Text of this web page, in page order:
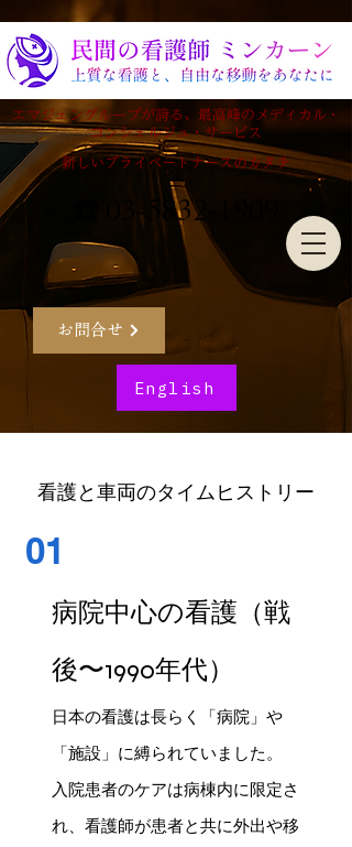
エマジェングループが誇る、最高峰のメディカル・
コンシェルジュ・サービス
新しいプライベートナースのカタチ
☎ 03-5832-1909
お問合せ
English
看護と車両のタイムヒストリー
01
病院中心の看護（戦
後〜1990年代）
日本の看護は長らく「病院」や
「施設」に縛られていました。
入院患者のケアは病棟内に限定さ
れ、看護師が患者と共に外出や移